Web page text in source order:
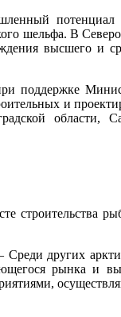
потенциал
шельфа. В
высшего и
поддержке
и
области,
строительства
других
рынка и